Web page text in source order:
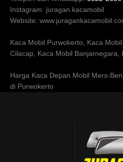
Instagram: juragan.kacamobil
Website:
Kaca Mobil Purwokerto, Kaca
Cilacap, Kaca Mobil Banjarnegara,
Harga Kaca Depan Mobil Mers-
di Purwokerto